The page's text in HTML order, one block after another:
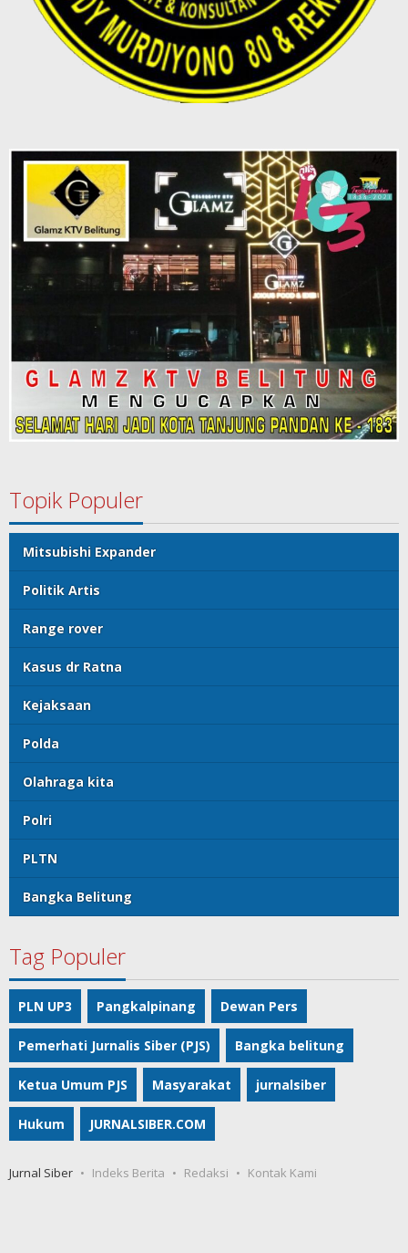
Topik Populer
Mitsubishi Expander
Politik Artis
Range rover
Kasus dr Ratna
Kejaksaan
Polda
Olahraga kita
Polri
PLTN
Bangka Belitung
Tag Populer
PLN UP3 Pangkalpinang Dewan Pers
Pemerhati Jurnalis Siber (PJS) Bangka belitung
Ketua Umum PJS Masyarakat jurnalsiber
Hukum JURNALSIBER.COM
Jurnal Siber Indeks Berita Redaksi Kontak Kami